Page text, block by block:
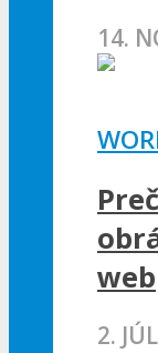
14.
web
2.